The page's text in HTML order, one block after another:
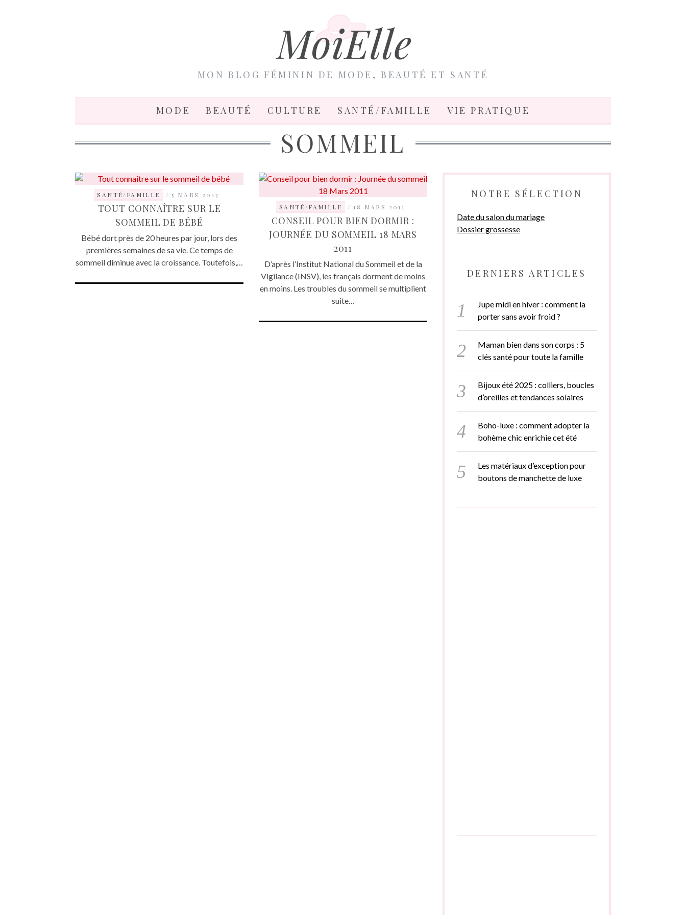
MON BLOG FÉMININ DE MODE, BEAUTÉ ET SANTÉ
MODE BEAUTÉ CULTURE SANTÉ/FAMILLE VIE PRATIQUE
SOMMEIL
SANTÉ/FAMILLE 5 MARS 2013
TOUT CONNAÎTRE SUR LE
SOMMEIL DE BÉBÉ
Bébé dort près de 20 heures par jour, lors des
premières semaines de sa vie. Ce temps de
sommeil diminue avec la croissance. Toutefois,…
SANTÉ/FAMILLE 18 MARS 2011
CONSEIL POUR BIEN DORMIR :
JOURNÉE DU SOMMEIL 18 MARS
2011
D’après l’Institut National du Sommeil et de la
Vigilance (INSV), les français dorment de moins
en moins. Les troubles du sommeil se multiplient
suite…
NOTRE SÉLECTION
Date du salon du mariage
Dossier grossesse
DERNIERS ARTICLES
Jupe midi en hiver : comment la
porter sans avoir froid ?
Maman bien dans son corps : 5
clés santé pour toute la famille
Bijoux été 2025 : colliers, boucles
d’oreilles et tendances solaires
Boho-luxe : comment adopter la
bohème chic enrichie cet été
Les matériaux d’exception pour
boutons de manchette de luxe